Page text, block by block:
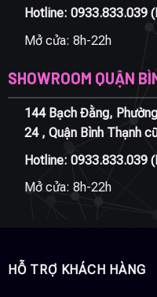
Hotline: 0933.833.039
Mở cửa: 8h-22h
SHOWROOM QUẬN
144 Bạch Đằng,
24 , Quận Bình Thạnh
Hotline: 0933.833.039
Mở cửa: 8h-22h
HỖ TRỢ KHÁCH HÀNG